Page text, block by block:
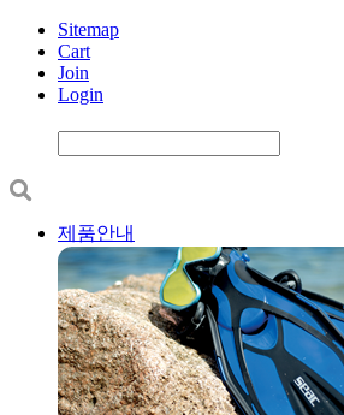
Sitemap
Cart
Join
Login
제품안내